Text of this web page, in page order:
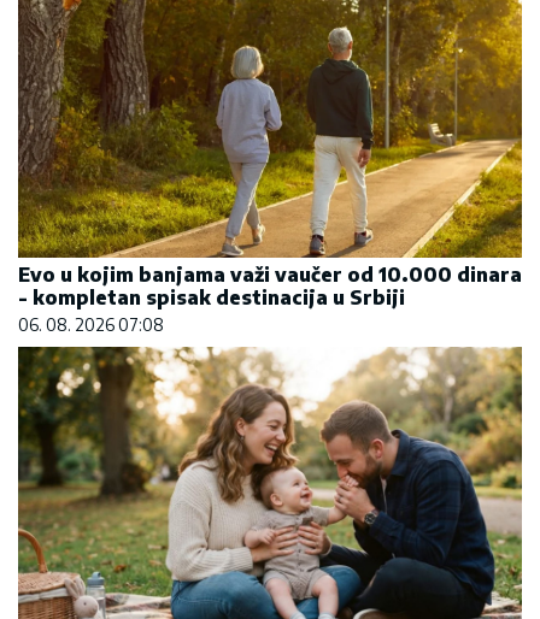
Evo u kojim banjama važi vaučer od 10.000 dinara
- kompletan spisak destinacija u Srbiji
06. 08. 2026 07:08